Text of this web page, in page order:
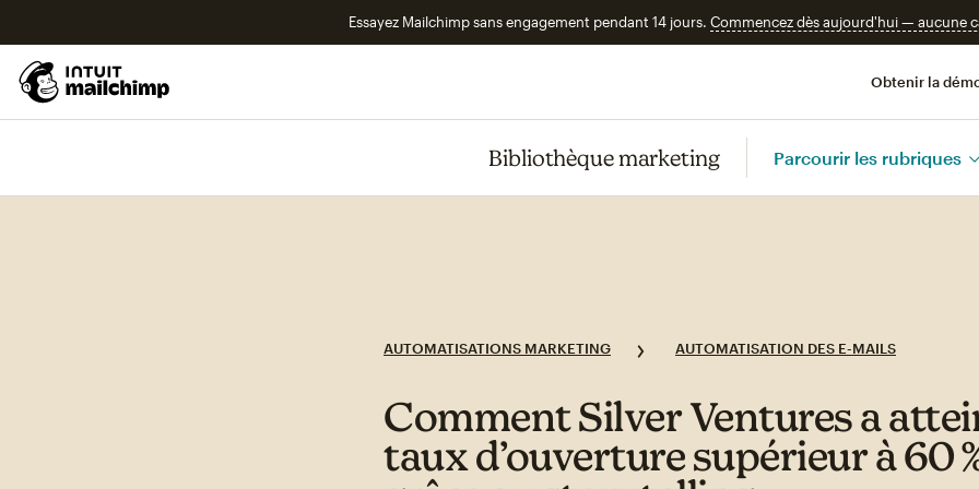
Essayez Mailchimp sans engagement pendant 14 jours. Commencez dès aujourd'hui — aucune
Obtenir la
Bibliothèque marketing Parcourir les rubriques
AUTOMATISATIONS MARKETING AUTOMATISATION DES E-MAILS
Comment Silver Ventures a
taux d’ouverture supérieur à 60